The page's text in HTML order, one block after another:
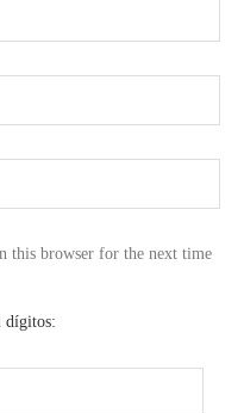
this browser for the next time
dígitos: